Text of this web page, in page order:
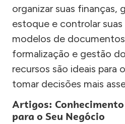
organizar suas finanças,
estoque e controlar
modelos de documentos
formalização e gestão
recursos são ideais para
tomar decisões mais
Artigos:
para o Seu Negócio